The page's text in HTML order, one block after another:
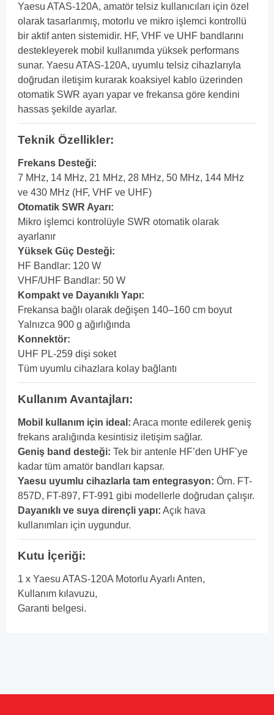
Yaesu ATAS-120A, amatör telsiz kullanıcıları için özel
olarak tasarlanmış, motorlu ve mikro işlemci kontrollü
bir aktif anten sistemidir. HF, VHF ve UHF bandlarını
destekleyerek mobil kullanımda yüksek performans
sunar. Yaesu ATAS-120A, uyumlu telsiz cihazlarıyla
doğrudan iletişim kurarak koaksiyel kablo üzerinden
otomatik SWR ayarı yapar ve frekansa göre kendini
hassas şekilde ayarlar.
Teknik Özellikler:
Frekans Desteği:
7 MHz, 14 MHz, 21 MHz, 28 MHz, 50 MHz, 144 MHz
ve 430 MHz (HF, VHF ve UHF)
Otomatik SWR Ayarı:
Mikro işlemci kontrolüyle SWR otomatik olarak
ayarlanır
Yüksek Güç Desteği:
HF Bandlar: 120 W
VHF/UHF Bandlar: 50 W
Kompakt ve Dayanıklı Yapı:
Frekansa bağlı olarak değişen 140–160 cm boyut
Yalnızca 900 g ağırlığında
Konnektör:
UHF PL-259 dişi soket
Tüm uyumlu cihazlara kolay bağlantı
Kullanım Avantajları:
Mobil kullanım için ideal: Araca monte edilerek geniş
frekans aralığında kesintisiz iletişim sağlar.
Geniş band desteği: Tek bir antenle HF’den UHF’ye
kadar tüm amatör bandları kapsar.
Yaesu uyumlu cihazlarla tam entegrasyon: Örn. FT-
857D, FT-897, FT-991 gibi modellerle doğrudan çalışır.
Dayanıklı ve suya dirençli yapı: Açık hava
kullanımları için uygundur.
Kutu İçeriği:
1 x Yaesu ATAS-120A Motorlu Ayarlı Anten,
Kullanım kılavuzu,
Garanti belgesi.